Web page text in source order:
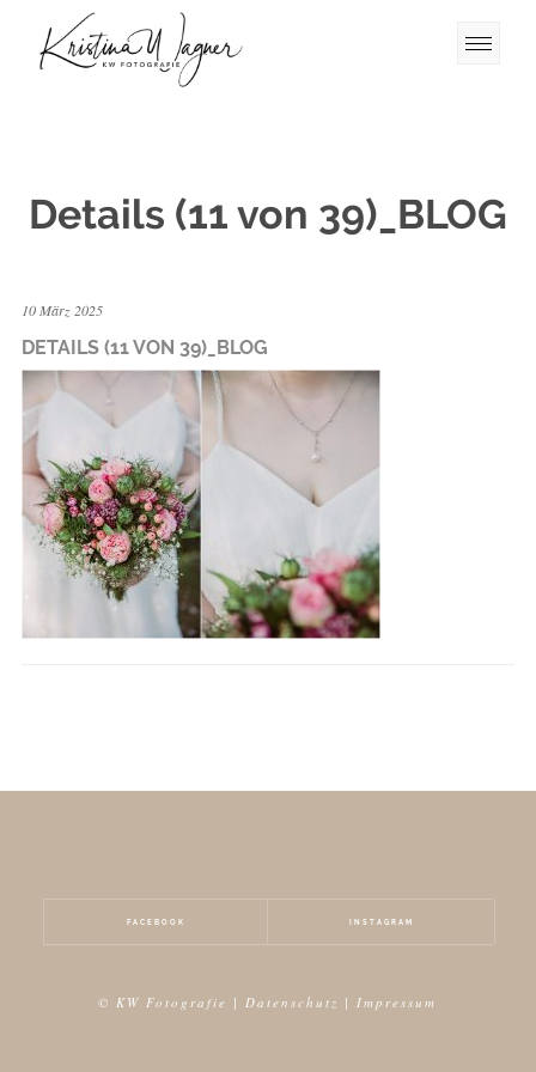
Details (11 von 39)_BLOG
10 März 2025
DETAILS (11 VON 39)_BLOG
FACEBOOK INSTAGRAM
© KW Fotografie |Datenschutz |Impressum